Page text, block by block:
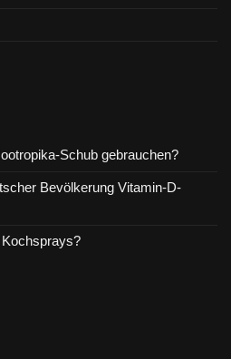
Schub gebrauchen?
Bevölkerung Vitamin-D-
Kochsprays?